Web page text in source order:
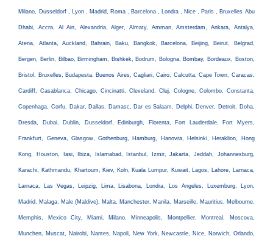
Milano, Dusseldorf , Lyon , Madrid, Roma , Barcelona , Londra , Nice , Paris , Bruxelles Abu
Dhabi, Accra, Al Ain, Alexandria, Alger, Almaty, Amman, Amsterdam, Ankara, Antalya,
Atena, Atlanta, Auckland, Bahrain, Baku, Bangkok, Barcelona, Beijing, Beirut, Belgrad,
Bergen, Berlin, Bilbao, Birmingham, Bishkek, Bodrum, Bologna, Bombay, Bordeaux, Boston,
Bristol, Bruxelles, Budapesta, Buenos Aires, Cagliari, Cairo, Calcutta, Cape Town, Caracas,
Cardiff, Casablanca, Chicago, Cincinatti, Cleveland, Cluj, Cologne, Colombo, Constanta,
Copenhaga, Corfu, Dakar, Dallas, Damasc, Dar es Salaam, Delphi, Denver, Detroit, Doha,
Dresda, Dubai, Dublin, Dusseldorf, Edinburgh, Florenta, Fort Lauderdale, Fort Myers,
Frankfurt, Geneva, Glasgow, Gothenburg, Hamburg, Hanovra, Helsinki, Heraklion, Hong
Kong, Houston, Iasi, Ibiza, Islamabad, Istanbul, Izmir, Jakarta, Jeddah, Johannesburg,
Karachi, Kathmandu, Khartoum, Kiev, Koln, Kuala Lumpur, Kuwait, Lagos, Lahore, Larnaca,
Larnaca, Las Vegas, Leipzig, Lima, Lisabona, Londra, Los Angeles, Luxemburg, Lyon,
Madrid, Malaga, Male (Maldive), Malta, Manchester, Manila, Marseille, Mauritius, Melbourne,
Memphis, Mexico City, Miami, Milano, Minneapolis, Montpellier, Montreal, Moscova,
Munchen, Muscat, Nairobi, Nantes, Napoli, New York, Newcastle, Nice, Norwich, Orlando,